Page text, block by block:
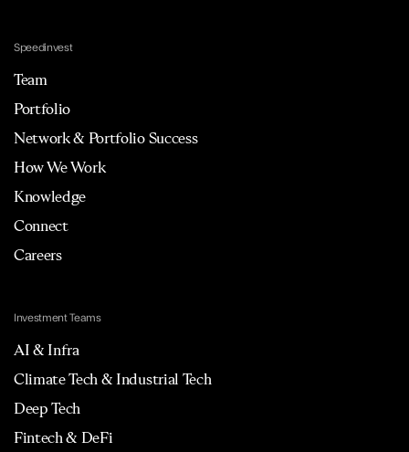
Speedinvest
Team
Portfolio
Network & Portfolio Success
How We Work
Knowledge
Connect
Careers
Investment Teams
AI & Infra
Climate Tech & Industrial Tech
Deep Tech
Fintech & DeFi